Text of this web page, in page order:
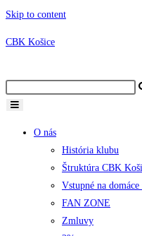
Skip to content
CBK Košice
O nás
História klubu
Štruktúra CBK
Vstupné na
FAN ZONE
Zmluvy